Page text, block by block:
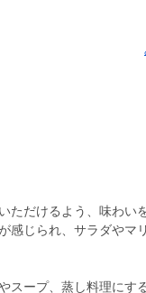
ただけるよう、味わい
感じられ、サラダやマ
スープ、蒸し料理にす